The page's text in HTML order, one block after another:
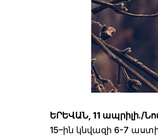
ԵՐԵՎԱՆ, 11 ապրիլի./
15–ին կնվազի 6-7